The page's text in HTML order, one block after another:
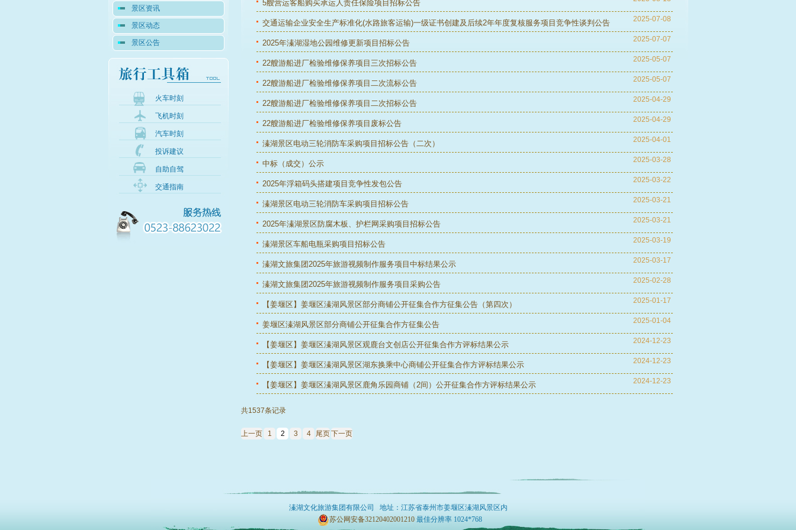
景区资讯
景区动态
景区公告
火车时刻
飞机时刻
汽车时刻
投诉建议
自助自驾
交通指南
5艘营运客船购买承运人责任保险项目招标公告
交通运输企业安全生产标准化(水路旅客运输)一级证书创建及后续2年年度复核服务项目竞争性谈判公告 2025-07-08
2025年溱湖湿地公园维修更新项目招标公告 2025-07-07
22艘游船进厂检验维修保养项目三次招标公告 2025-05-07
22艘游船进厂检验维修保养项目二次流标公告 2025-05-07
22艘游船进厂检验维修保养项目二次招标公告 2025-04-29
22艘游船进厂检验维修保养项目废标公告 2025-04-29
溱湖景区电动三轮消防车采购项目招标公告（二次） 2025-04-01
中标（成交）公示 2025-03-28
2025年浮箱码头搭建项目竞争性发包公告 2025-03-22
溱湖景区电动三轮消防车采购项目招标公告 2025-03-21
2025年溱湖景区防腐木板、护栏网采购项目招标公告 2025-03-21
溱湖景区车船电瓶采购项目招标公告 2025-03-19
溱湖文旅集团2025年旅游视频制作服务项目中标结果公示 2025-03-17
溱湖文旅集团2025年旅游视频制作服务项目采购公告 2025-02-28
【姜堰区】姜堰区溱湖风景区部分商铺公开征集合作方征集公告（第四次） 2025-01-17
姜堰区溱湖风景区部分商铺公开征集合作方征集公告 2025-01-04
【姜堰区】姜堰区溱湖风景区观鹿台文创店公开征集合作方评标结果公示 2024-12-23
【姜堰区】姜堰区溱湖风景区湖东换乘中心商铺公开征集合作方评标结果公示 2024-12-23
【姜堰区】姜堰区溱湖风景区鹿角乐园商铺（2间）公开征集合作方评标结果公示 2024-12-23
共1537条记录
上一页 1 2 3 4 尾页下一页
溱湖文化旅游集团有限公司 地址：江苏省泰州市姜堰区溱湖风景区内
苏公网安备32120402001210 最佳分辨率 1024*768